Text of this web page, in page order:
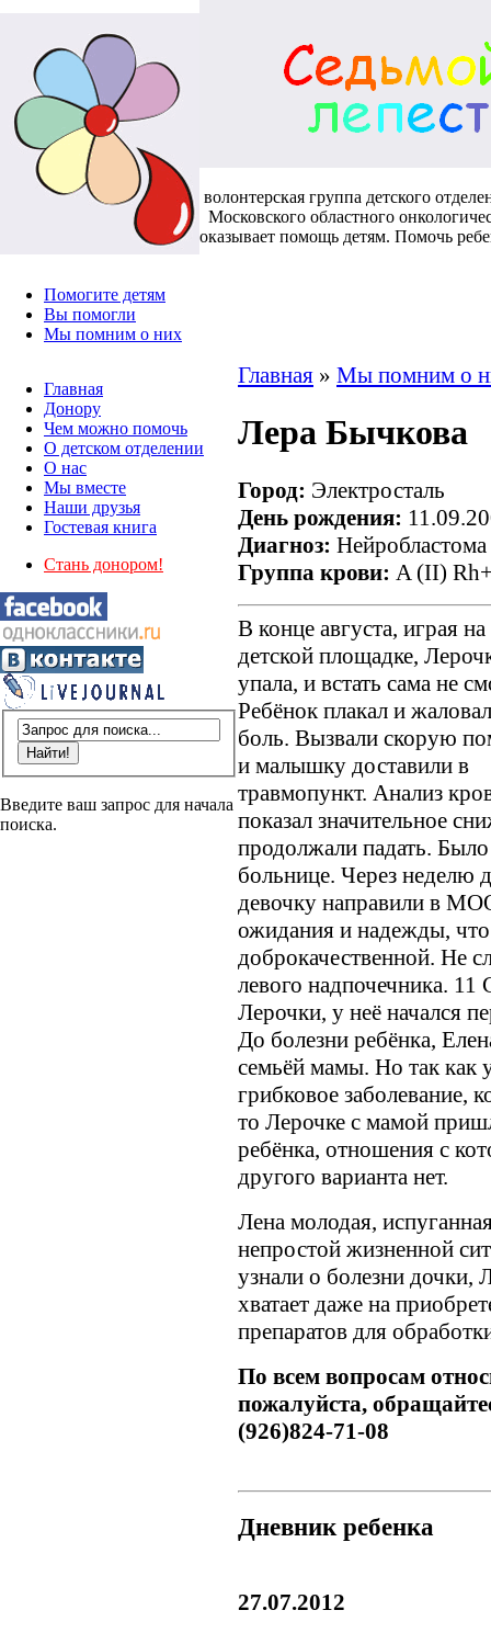
волонтерская группа детского
Московского областного
оказывает помощь детям. Помочь
Помогите детям
Вы помогли
Мы помним о них
Главная
Донору
Чем можно помочь
О детском отделении
О нас
Мы вместе
Наши друзья
Гостевая книга
Стань донором!
Введите ваш запрос для начала
поиска.
Главная » Мы помним о
Лера Бычкова
Город: Электросталь
День рождения:
Диагноз: Нейробластома
Группа крови: A (II)
В конце августа, играя на
детской площадке,
упала, и встать сама не
Ребёнок плакал и
боль. Вызвали скорую
и малышку доставили в
травмопункт. Анализ
показал значительное
продолжали падать.
больнице. Через неделю
девочку направили в
ожидания и надежды,
доброкачественной. Не
левого надпочечника.
Лерочки, у неё начался
До болезни ребёнка,
семьёй мамы. Но так как
грибковое заболевание,
то Лерочке с мамой
ребёнка, отношения с
другого варианта нет.
Лена молодая,
непростой жизненной
узнали о болезни дочки,
хватает даже на
препаратов для
По всем вопросам
пожалуйста,
(926)824-71-08
Дневник ребенка
27.07.2012